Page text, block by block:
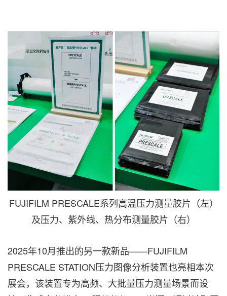
FUJIFILM PRESCALE系列高温压力测量胶片（左）
及压力、紫外线、热分布测量胶片（右）
2025年10月推出的另一款新品——FUJIFILM
PRESCALE STATION压力图像分析装置也亮相本次
展会，该装置专为高频、大批量压力测量场景而设